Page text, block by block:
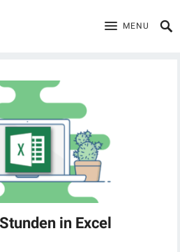
MENU
in Excel